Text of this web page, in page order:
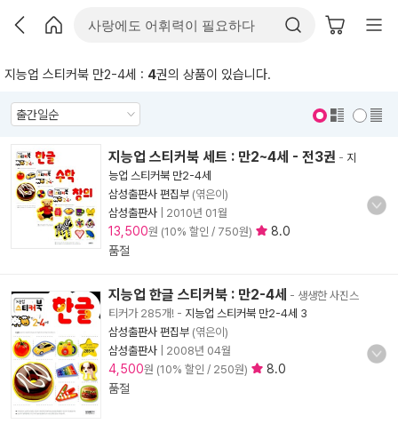
지능업 스티커북 만2-4세 : 4권의 상품이 있습니다.
지능업 스티커북 세트 : 만2~4세 - 전3권 - 지
능업 스티커북 만2-4세
삼성출판사 편집부 (엮은이)
삼성출판사
2010년 01월
13,500원 (10% 할인 / 750원)
8.0
품절
지능업 한글 스티커북 : 만2-4세 - 생생한 사진스
티커가 285개! - 지능업 스티커북 만2-4세 3
삼성출판사 편집부 (엮은이)
삼성출판사
2008년 04월
4,500원 (10% 할인 / 250원)
8.0
품절